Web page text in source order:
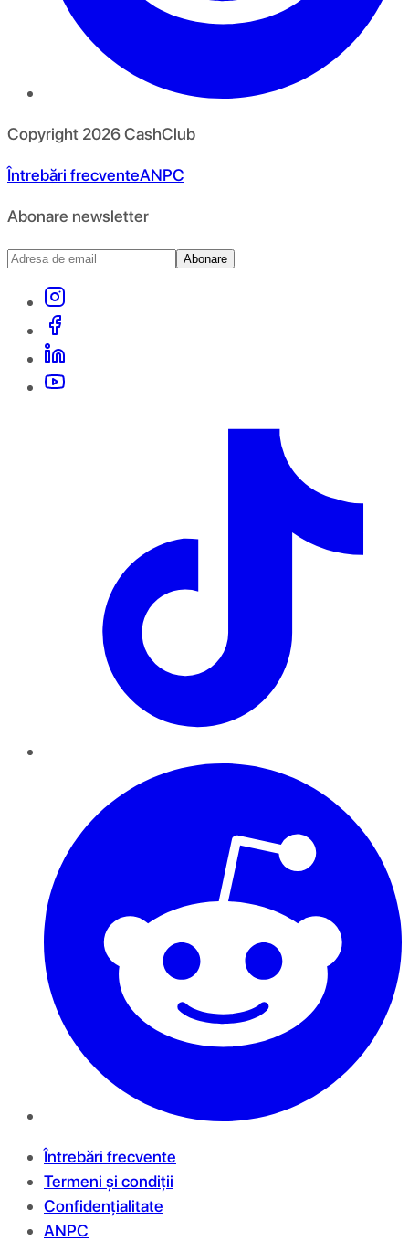
Copyright 2026CashClub
Întrebări frecventeANPC
Abonare newsletter
Abonare
Întrebări frecvente
Termeni și condiții
Confidențialitate
ANPC